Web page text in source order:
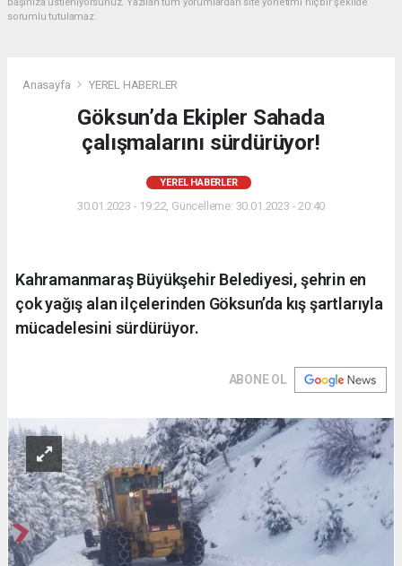
sorumlu tutulamaz.
Anasayfa YEREL HABERLER
Göksun’da Ekipler Sahada
çalışmalarını sürdürüyor!
YEREL HABERLER
30.01.2023 - 19:22, Güncelleme: 30.01.2023 - 20:40
Kahramanmaraş Büyükşehir Belediyesi, şehrin en
çok yağış alan ilçelerinden Göksun’da kış şartlarıyla
mücadelesini sürdürüyor.
ABONE OL